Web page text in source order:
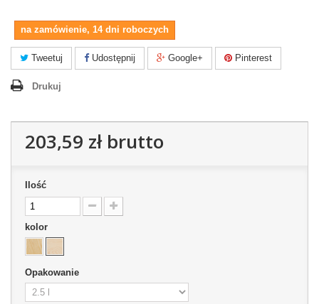
na zamówienie, 14 dni roboczych
Tweetuj Udostępnij Google+ Pinterest
Drukuj
203,59 złbrutto
Ilość
kolor
Opakowanie